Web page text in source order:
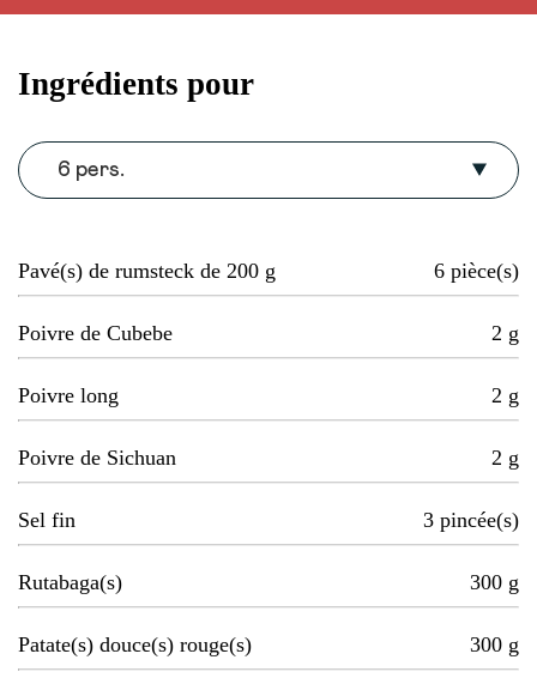
Ingrédients pour
6 pers.
Pavé(s) de rumsteck de 200 g 6 pièce(s)
Poivre de Cubebe 2 g
Poivre long 2 g
Poivre de Sichuan 2 g
Sel fin 3 pincée(s)
Rutabaga(s) 300 g
Patate(s) douce(s) rouge(s) 300 g